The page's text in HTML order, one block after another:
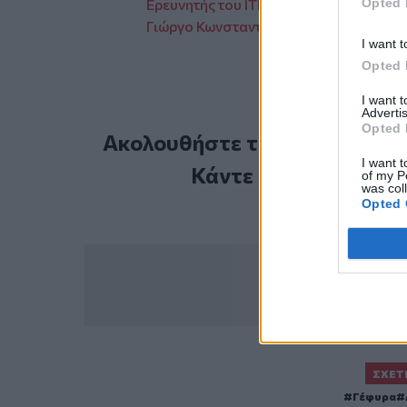
I want
Opted
I want
Opted
I want
of my
was
Opted
Ερευνητής του ΙΤΕ έγραψε ένα κείμενο
Γιώργο Κωνσταντίνου!
Ακολουθήστε το Cretalive στο
Κάντε εγγραφή στο
Γέφυρα